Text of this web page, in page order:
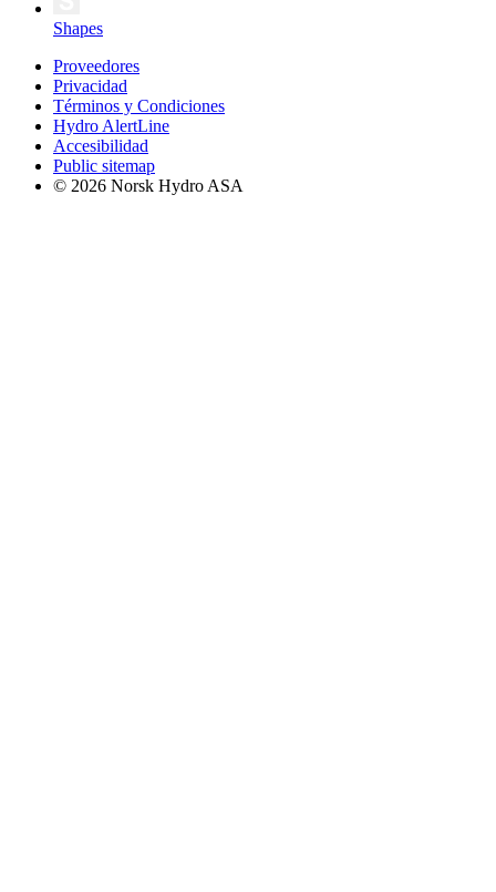
Shapes
Proveedores
Privacidad
Términos y Condiciones
Hydro AlertLine
Accesibilidad
Public sitemap
© 2026 Norsk Hydro ASA